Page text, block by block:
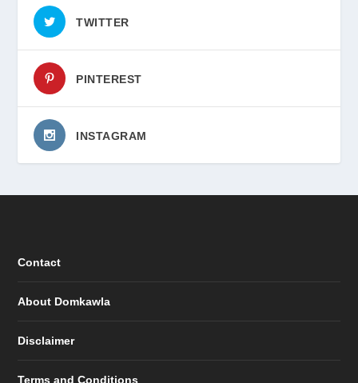
TWITTER
PINTEREST
INSTAGRAM
Contact
About Domkawla
Disclaimer
Terms and Conditions